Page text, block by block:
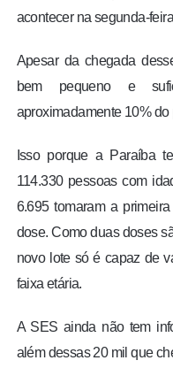
acontecer na segunda-
Apesar da chegada
bem pequeno e
aproximadamente 10% do
Isso porque a Paraíba
114.330 pessoas com
6.695 tomaram a
dose. Como duas doses
novo lote só é capaz de
faixa etária.
A SES ainda não tem
além dessas 20 mil que